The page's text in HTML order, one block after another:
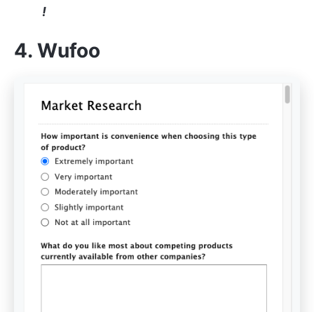
!
4. Wufoo